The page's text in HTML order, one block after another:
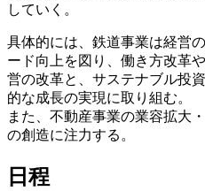
していく。
具体的には、鉄道事業は経営
ード向上を図り、働き方改革
営の改革と、サステナブル投
的な成長の実現に取り組む。
また、不動産事業の業容拡大
の創造に注力する。
日程